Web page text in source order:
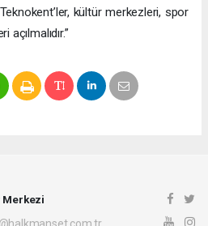
kültür merkezleri, spor
Merkezi